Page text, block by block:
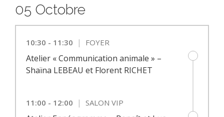
05 Octobre
10:30 - 11:30 | FOYER
Atelier « Communication animale » –
Shaïna LEBEAU et Florent RICHET
11:00 - 12:00 | SALON VIP